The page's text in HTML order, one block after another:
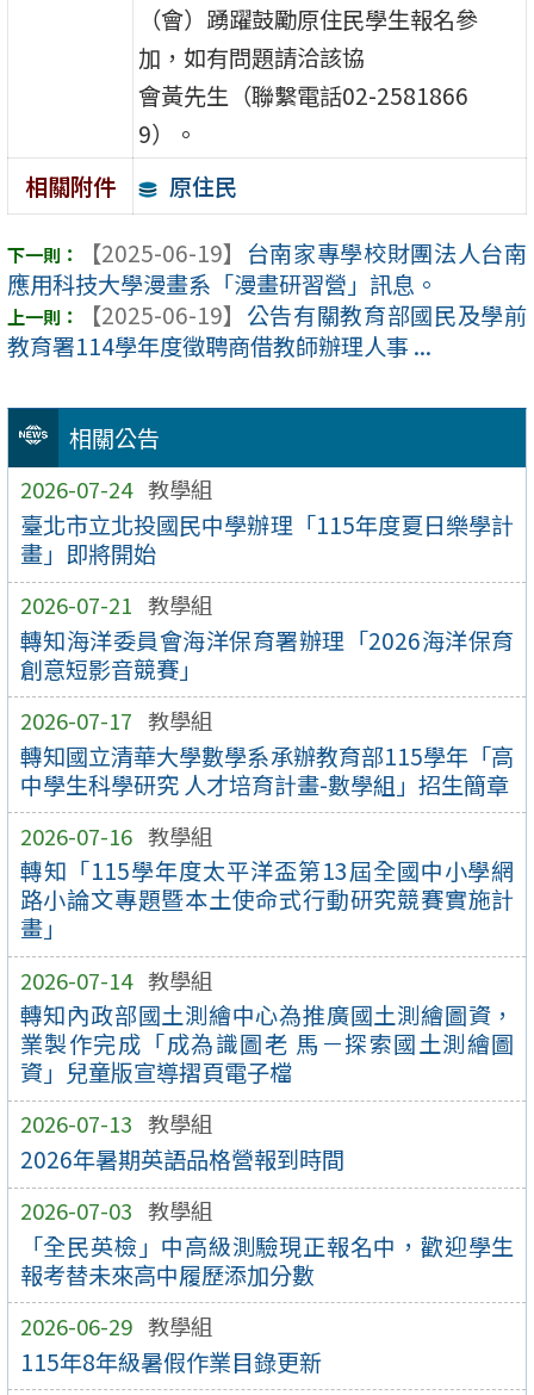
相關公告
2026-07-24 教學組
臺北市立北投國民中學辦理「115年度夏日樂學計
畫」即將開始
2026-07-21 教學組
轉知海洋委員會海洋保育署辦理「2026海洋保育
創意短影音競賽」
2026-07-17 教學組
轉知國立清華大學數學系承辦教育部115學年「高
中學生科學研究 人才培育計畫-數學組」招生簡章
2026-07-16 教學組
轉知「115學年度太平洋盃第13屆全國中小學網
路小論文專題暨本土使命式行動研究競賽實施計
畫」
2026-07-14 教學組
轉知內政部國土測繪中心為推廣國土測繪圖資，
業製作完成「成為識圖老 馬－探索國土測繪圖
資」兒童版宣導摺頁電子檔
2026-07-13 教學組
2026年暑期英語品格營報到時間
2026-07-03 教學組
「全民英檢」中高級測驗現正報名中，歡迎學生
報考替未來高中履歷添加分數
2026-06-29 教學組
115年8年級暑假作業目錄更新
（會）踴躍鼓勵原住民學生報名參
加，如有問題請洽該協
會黃先生（聯繫電話02-2581866
9）。
相關附件
原住民
【2025-06-19】 台南家專學校財團法人台南
應用科技大學漫畫系「漫畫研習營」訊息。
【2025-06-19】 公告有關教育部國民及學前
教育署114學年度徵聘商借教師辦理人事 ...